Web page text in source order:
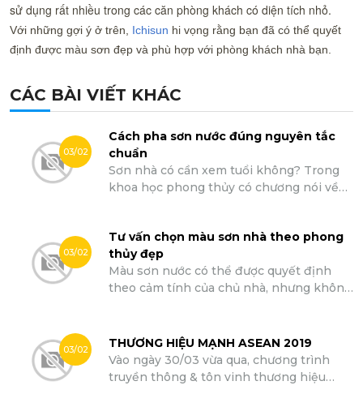
sử dụng rất nhiều trong các căn phòng khách có diện tích nhỏ.
Với những gợi ý ở trên, Ichisun hi vọng rằng bạn đã có thể quyết
định được màu sơn đẹp và phù hợp với phòng khách nhà bạn.
CÁC BÀI VIẾT KHÁC
03/02
Cách pha sơn nước đúng nguyên tắc
chuẩn
Sơn nhà có cần xem tuổi không? Trong
khoa học phong thủy có chương nói về
ta có thể thấy rõ khi sơn nhà theo phong
thủy chúng ta cần xem tuổi để chọn mầu
sơn nhà sao cho hợp vận mệnh & tốt cho
sức khỏe của Gia chủ & các thành viên
03/02
Tư vấn chọn màu sơn nhà theo phong
thủy đẹp
Màu sơn nước có thể được quyết định
theo cảm tính của chủ nhà, nhưng không
gia chủ thường xuyên đặt nặng vai trò
của sơn tường nhà theo phong thủy để
gia đình được nhiều thuận lợi và may
03/02
THƯƠNG HIỆU MẠNH ASEAN 2019
Vào ngày 30/03 vừa qua, chương trình
truyền thông & tôn vinh thương hiệu